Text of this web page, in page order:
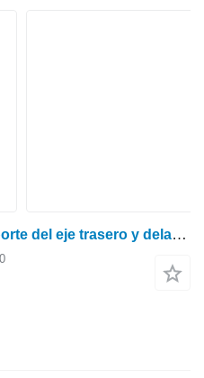
John Deere 3800, 3200 Soporte del eje trasero y delantero Z77223, 4475435039